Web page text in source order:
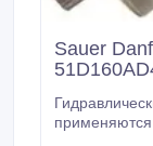
Sauer
Гидравлические